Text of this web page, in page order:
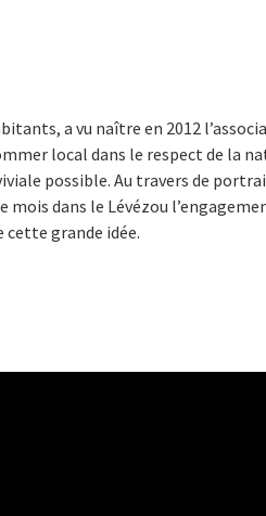
a vu naître en 2012
local dans le respect de la
possible. Au travers de
dans le Lévézou
cette grande idée.